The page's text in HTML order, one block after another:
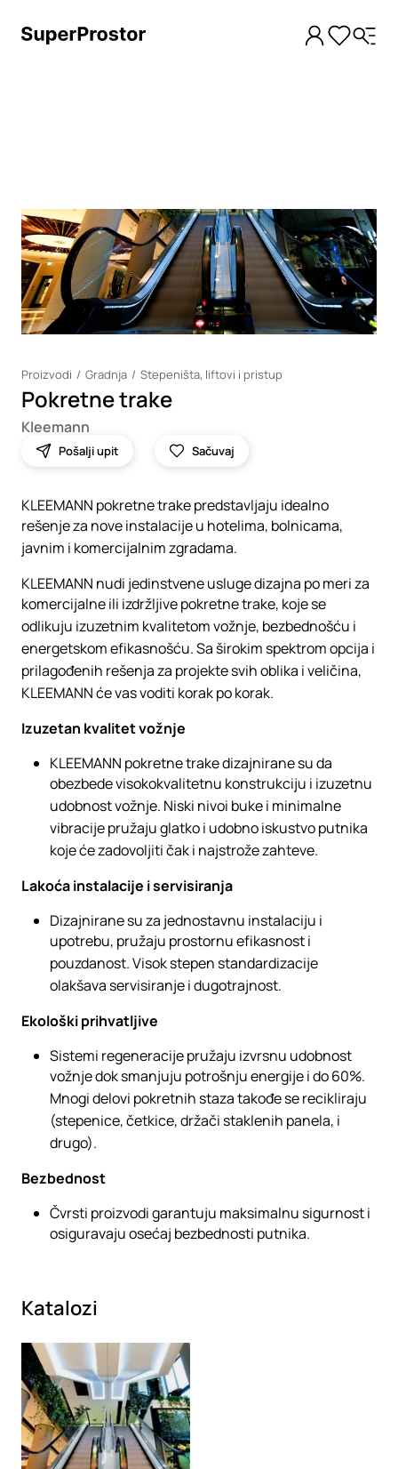
Loading
Proizvodi Gradnja Stepeništa, liftovi i pristup
Pokretne trake
Kleemann
Pošalji upit Sačuvaj
KLEEMANN pokretne trake predstavljaju idealno
rešenje za nove instalacije u hotelima, bolnicama,
javnim i komercijalnim zgradama.
KLEEMANN nudi jedinstvene usluge dizajna po meri za
komercijalne ili izdržljive pokretne trake, koje se
odlikuju izuzetnim kvalitetom vožnje, bezbednošću i
energetskom efikasnošću. Sa širokim spektrom opcija i
prilagođenih rešenja za projekte svih oblika i veličina,
KLEEMANN će vas voditi korak po korak.
Izuzetan kvalitet vožnje
KLEEMANN pokretne trake dizajnirane su da
obezbede visokokvalitetnu konstrukciju i izuzetnu
udobnost vožnje. Niski nivoi buke i minimalne
vibracije pružaju glatko i udobno iskustvo putnika
koje će zadovoljiti čak i najstrože zahteve.
Lakoća instalacije i servisiranja
Dizajnirane su za jednostavnu instalaciju i
upotrebu, pružaju prostornu efikasnost i
pouzdanost. Visok stepen standardizacije
olakšava servisiranje i dugotrajnost.
Ekološki prihvatljive
Sistemi regeneracije pružaju izvrsnu udobnost
vožnje dok smanjuju potrošnju energije i do 60%.
Mnogi delovi pokretnih staza takođe se recikliraju
(stepenice, četkice, držači staklenih panela, i
drugo).
Bezbednost
Čvrsti proizvodi garantuju maksimalnu sigurnost i
osiguravaju osećaj bezbednosti putnika.
Katalozi
Loading